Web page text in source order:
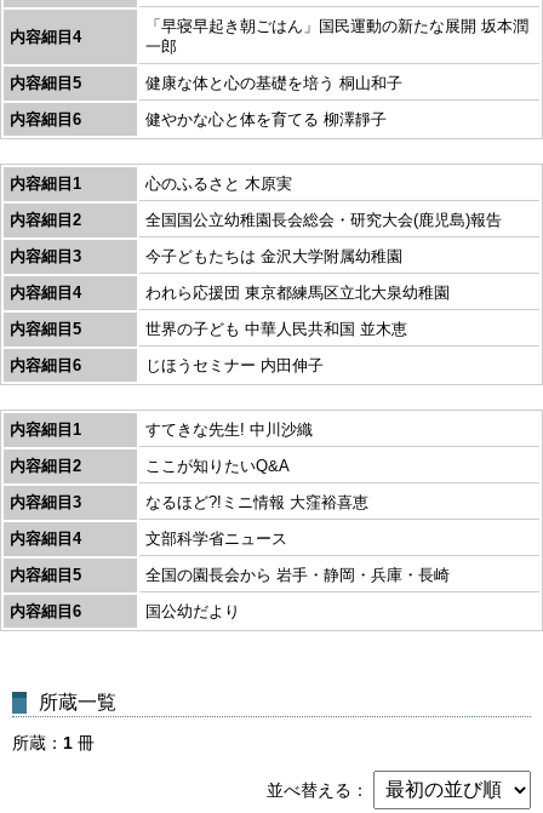
内容細目4
「早寝早起き朝ごはん」国民運動の新たな展開 坂本潤
一郎
内容細目5
健康な体と心の基礎を培う 桐山和子
内容細目6
健やかな心と体を育てる 柳澤靜子
内容細目1
心のふるさと 木原実
内容細目2
全国国公立幼稚園長会総会・研究大会(鹿児島)報告
内容細目3
今子どもたちは 金沢大学附属幼稚園
内容細目4
われら応援団 東京都練馬区立北大泉幼稚園
内容細目5
世界の子ども 中華人民共和国 並木恵
内容細目6
じほうセミナー 内田伸子
内容細目1
すてきな先生! 中川沙織
内容細目2
ここが知りたいQ&A
内容細目3
なるほど?!ミニ情報 大窪裕喜恵
内容細目4
文部科学省ニュース
内容細目5
全国の園長会から 岩手・静岡・兵庫・長崎
内容細目6
国公幼だより
所蔵一覧
所蔵 1 冊
並べ替える